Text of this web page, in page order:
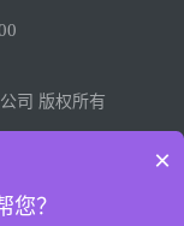
司 版权所有
×
您？